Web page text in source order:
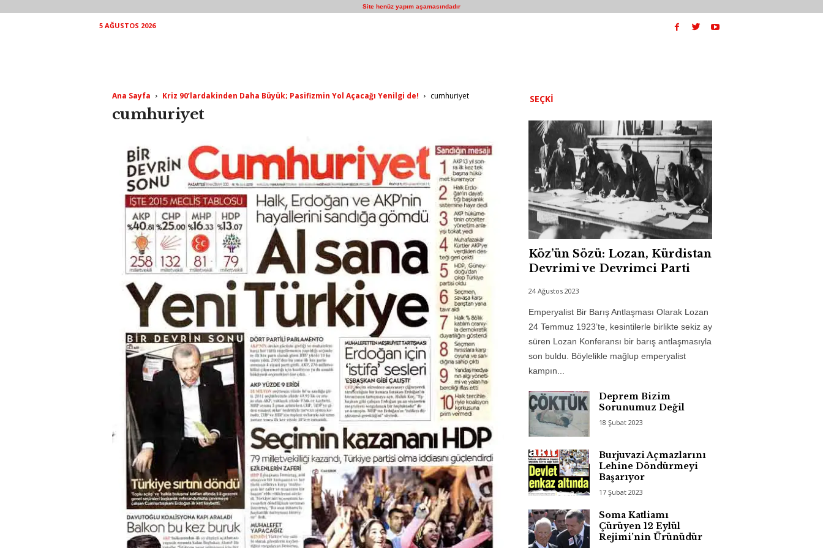
Site henüz yapım aşamasındadır
5 AĞUSTOS 2026
Ana Sayfa Kriz 90’lardakinden Daha Büyük; Pasifizmin Yol Açacağı Yenilgi de! cumhuriyet
cumhuriyet
SEÇKI
Köz’ün Sözü: Lozan, Kürdistan
Devrimi ve Devrimci Parti
24 Ağustos 2023
Emperyalist Bir Barış Antlaşması Olarak Lozan
24 Temmuz 1923’te, kesintilerle birlikte sekiz ay
süren Lozan Konferansı bir barış antlaşmasıyla
son buldu. Böylelikle mağlup emperyalist
kampın...
Deprem Bizim
Sorunumuz Değil
18 Şubat 2023
Burjuvazi Açmazlarını
Lehine Döndürmeyi
Başarıyor
17 Şubat 2023
Soma Katliamı
Çürüyen 12 Eylül
Rejimi’nin Ürünüdür